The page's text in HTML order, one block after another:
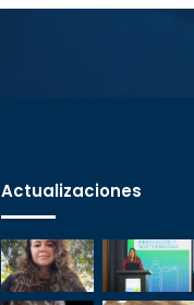
Actualizaciones